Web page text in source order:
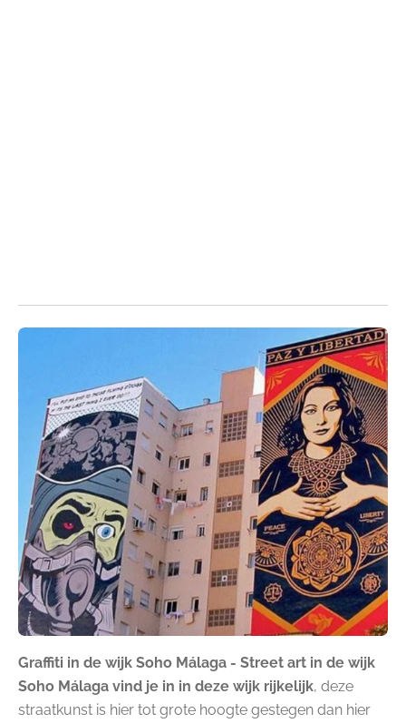
Graffiti in de wijk Soho Málaga - Street art in de wijk
Soho Málaga vind je in in deze wijk rijkelijk, deze
straatkunst is hier tot grote hoogte gestegen dan hier